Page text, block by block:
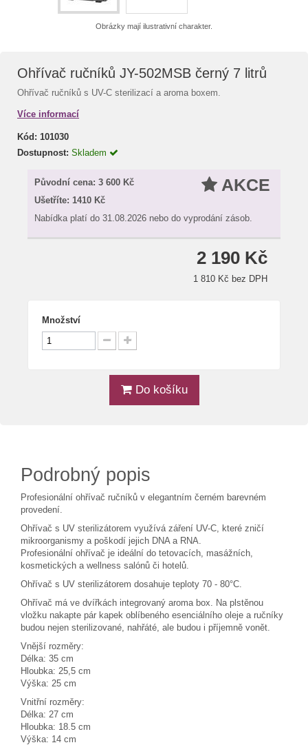
Obrázky mají ilustrativní charakter.
Ohřívač ručníků JY-502MSB černý 7 litrů
Ohřívač ručníků s UV-C sterilizací a aroma boxem.
Více informací
Kód: 101030
Dostupnost: Skladem
AKCE
Původní cena: 3 600 Kč
Ušetříte: 1410 Kč
Nabídka platí do 31.08.2026 nebo do vyprodání zásob.
2 190 Kč
1 810 Kč bez DPH
Množství
Do košíku
Podrobný popis
Profesionální ohřívač ručníků v elegantním černém barevném
provedení.
Ohřívač s UV sterilizátorem využívá záření UV-C, které zničí
mikroorganismy a poškodí jejich DNA a RNA.
Profesionální ohřívač je ideální do tetovacích, masážních,
kosmetických a wellness salónů či hotelů.
Ohřívač s UV sterilizátorem dosahuje teploty 70 - 80°C.
Ohřívač má ve dvířkách integrovaný aroma box. Na plstěnou
vložku nakapte pár kapek oblíbeného esenciálního oleje a ručníky
budou nejen sterilizované, nahřáté, ale budou i příjemně vonět.
Vnější rozměry:
Délka: 35 cm
Hloubka: 25,5 cm
Výška: 25 cm
Vnitřní rozměry:
Délka: 27 cm
Hloubka: 18.5 cm
Výška: 14 cm